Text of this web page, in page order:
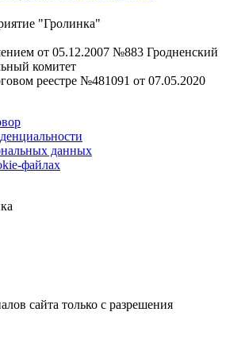
"Гролинка"
от 05.12.2007 №883 Гродненский
комитет
реестре №481091 от 07.05.2020
данных
файлах
сайта только с разрешения